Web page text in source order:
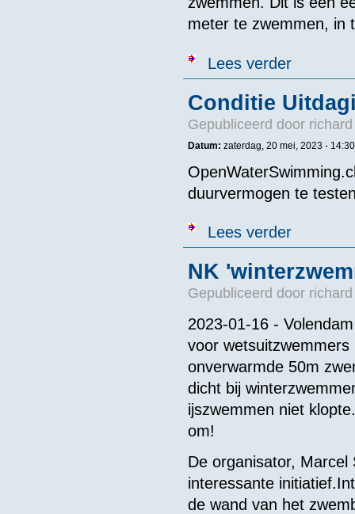
meter te zwemmen, in
Lees verderover 100 x
Conditie
Gepubliceerd door
Datum: zaterdag, 20 mei, 2023 - 14:30
duurvermogen te
Lees verderover Conditie
NK
Gepubliceerd door
2023-01-16 -
voor
onverwarmde 50m
dicht bij
ijszwemmen niet
om!
De organisator,
interessante
de wand van het